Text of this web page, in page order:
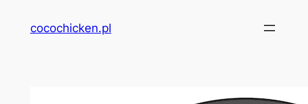
cocochicken.pl